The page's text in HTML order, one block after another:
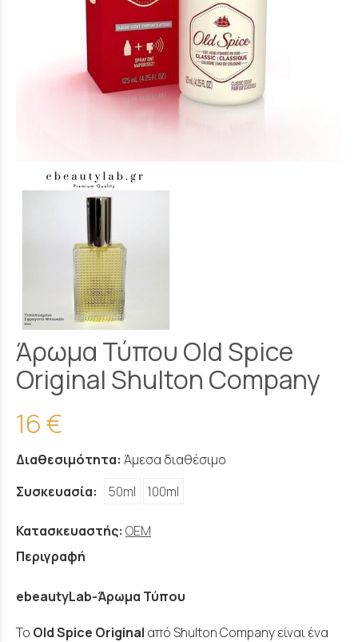
Άρωμα Τύπου Old Spice
Original Shulton Company
16 €
Διαθεσιμότητα: Άμεσα διαθέσιμο
Συσκευασία:
50ml 100ml
Κατασκευαστής: OEM
Περιγραφή
ebeautyLab-Άρωμα Τύπου
Το Old Spice Original από Shulton Company είναι ένα